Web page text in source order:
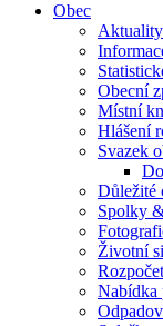
Obec
Aktuality
Obecní
Místní
Hlášení
Svazek
Důležité
Spolky
Životní
Rozpočet
Nabídka